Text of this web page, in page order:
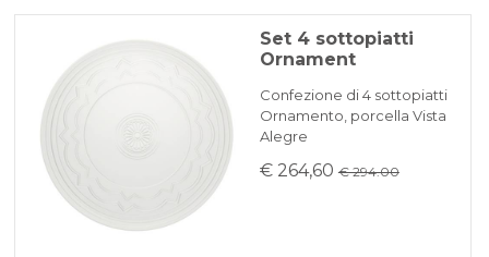
Set 4 sottopiatti
Ornament
Confezione di 4 sottopiatti
Ornamento, porcella Vista
Alegre
€ 264,60 € 294.00